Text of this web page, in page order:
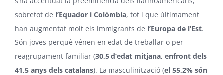
sobretot de l’Equador i Colòmbia, tot i que últimament
han augmentat molt els immigrants de l’Europa de l’Est.
Són joves perquè vénen en edat de treballar o per
reagrupament familiar (30,5 d’edat mitjana, enfront dels
41,5 anys dels catalans). La masculinització (el 55,2% són